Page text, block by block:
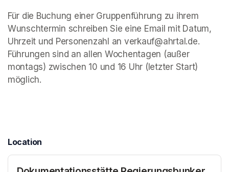
Für die Buchung einer Gruppenführung zu ihrem
Wunschtermin schreiben Sie eine Email mit Datum,
Uhrzeit und Personenzahl an verkauf@ahrtal.de.
Führungen sind an allen Wochentagen (außer
montags) zwischen 10 und 16 Uhr (letzter Start)
möglich.
Location